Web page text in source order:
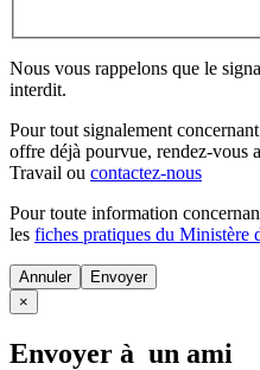
Nous vous rappelons que le
interdit.
Pour tout signalement
offre déjà pourvue, rendez-vous
Travail ou contactez-nous
Pour toute information
les fiches pratiques du Ministère
Annuler
×
Envoyer à un ami